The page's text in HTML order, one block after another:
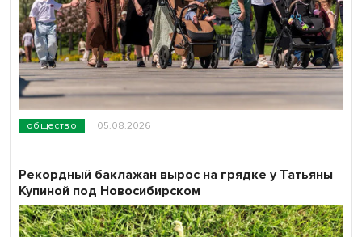
общество 05.08.2026
Рекордный баклажан вырос на грядке у Татьяны
Купиной под Новосибирском